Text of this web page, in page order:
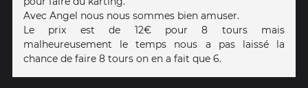
Avec Angel nous nous sommes bien amuser.
Le prix est de 12€ pour 8 tours mais
malheureusement le temps nous a pas laissé la
chance de faire 8 tours on en a fait que 6.